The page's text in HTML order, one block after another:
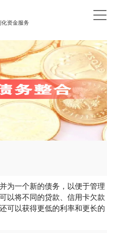
资金服务
为一个新的债务，以便于管理
以将不同的贷款、信用卡欠款
可以获得更低的利率和更长的